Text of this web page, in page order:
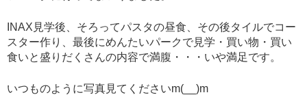
INAX見学後、そろってパスタの昼食、その後タイルでコー
スター作り、最後にめんたいパークで見学・買い物・買い
食いと盛りだくさんの内容で満腹・・・いや満足です。
いつものように写真見てくださいm(__)m